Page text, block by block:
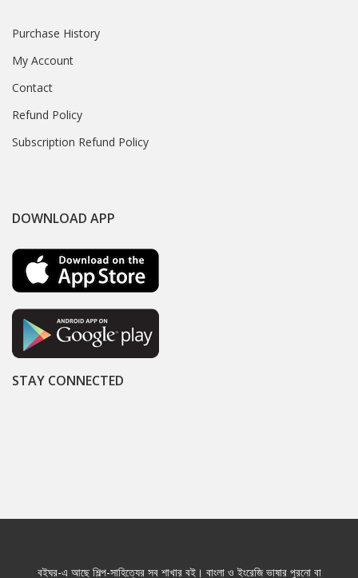
Purchase History
My Account
Contact
Refund Policy
Subscription Refund Policy
DOWNLOAD APP
STAY CONNECTED
বইঘর-এ আছে শিল্প-সাহিত্যের সব শাখার বই। বাংলা ও ইংরেজি ভাষার পুরনো বা